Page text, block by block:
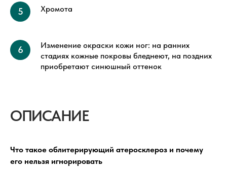
Хромота
Изменение окраски кожи ног: на ранних
стадиях кожные покровы бледнеют, на поздних
приобретают синюшный оттенок
ОПИСАНИЕ
Что такое облитерирующий атеросклероз и почему
его нельзя игнорировать